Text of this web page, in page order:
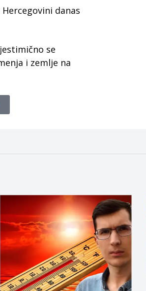
danas
se
i zemlje na